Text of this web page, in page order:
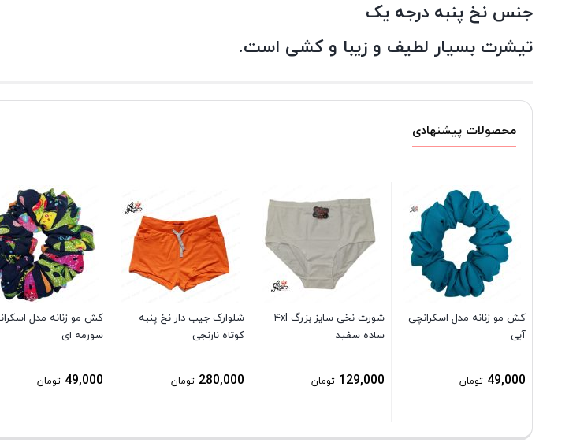
جنس نخ پنبه درجه یک
تیشرت بسیار لطیف و زیبا و کشی است.
محصولات پیشنهادی
کش مو زنانه مدل اسکرانچی
آبی
49,000 تومان
شورت نخی سایز بزرگ ۴xl
ساده سفید
129,000 تومان
شلوارک جیب دار نخ پنبه
کوتاه نارنجی
280,000 تومان
کش مو زنانه مدل
سورمه ای
49,000 تومان